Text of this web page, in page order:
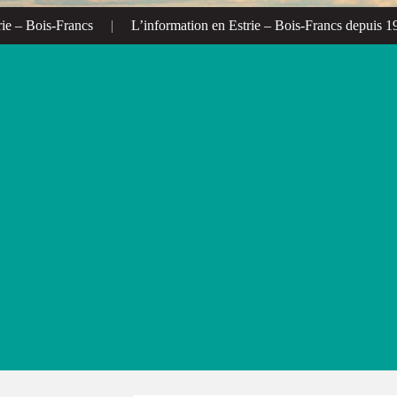
Bois-Francs | L’information en Estrie – Bois-Francs depuis 1972